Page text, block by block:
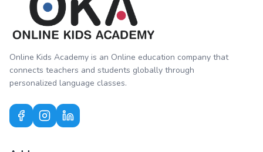
Online Kids Academy is an Online education company that
connects teachers and students globally through
personalized language classes.